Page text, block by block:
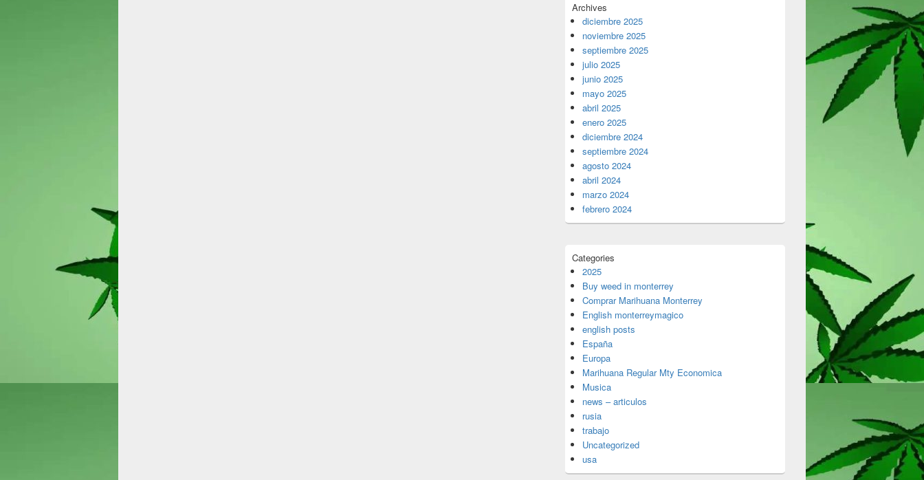
Archives
diciembre 2025
noviembre 2025
septiembre 2025
julio 2025
junio 2025
mayo 2025
abril 2025
enero 2025
diciembre 2024
septiembre 2024
agosto 2024
abril 2024
marzo 2024
febrero 2024
Categories
2025
Buy weed in monterrey
Comprar Marihuana Monterrey
English monterreymagico
english posts
España
Europa
Marihuana Regular Mty Economica
Musica
news – articulos
rusia
trabajo
Uncategorized
usa